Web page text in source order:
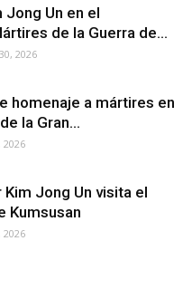
Jong Un en el
de la Guerra de...
2026
homenaje a mártires en
la Gran...
2026
Jong Un visita el
Kumsusan
2026